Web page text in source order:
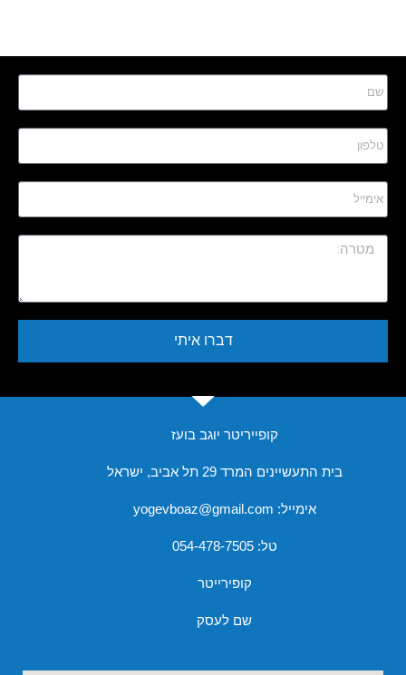
דברו איתי
קופייריטר יוגב בועז
בית התעשיינים המרד 29 תל אביב, ישראל
אימייל: yogevboaz@gmail.com
טל:054-478-7505
קופירייטר
שם לעסק